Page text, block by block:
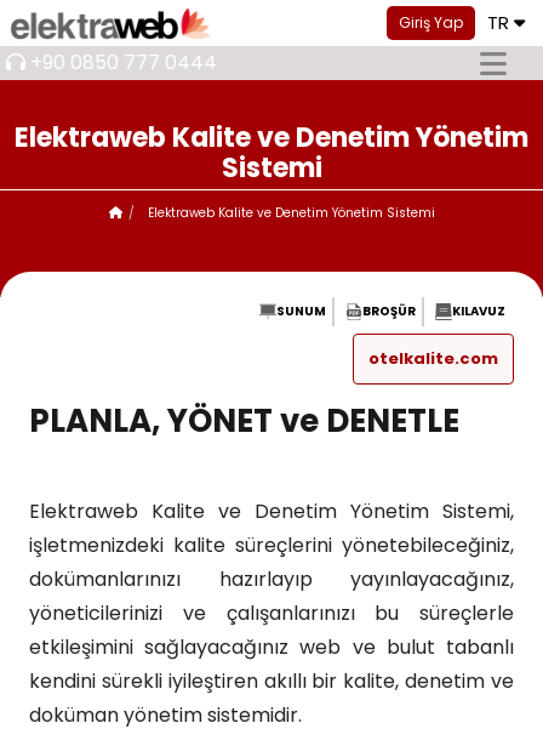
Giriş Yap TR
+90 0850 777 0444
Elektraweb Kalite ve Denetim Yönetim
Sistemi
Elektraweb Kalite ve Denetim Yönetim Sistemi
SUNUM BROŞÜR KILAVUZ
otelkalite.com
PLANLA, YÖNET ve DENETLE
Elektraweb Kalite ve Denetim Yönetim Sistemi,
işletmenizdeki kalite süreçlerini yönetebileceğiniz,
dokümanlarınızı hazırlayıp yayınlayacağınız,
yöneticilerinizi ve çalışanlarınızı bu süreçlerle
etkileşimini sağlayacağınız web ve bulut tabanlı
kendini sürekli iyileştiren akıllı bir kalite, denetim ve
doküman yönetim sistemidir.